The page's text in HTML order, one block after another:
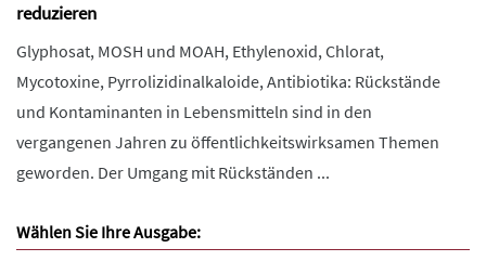
reduzieren
Glyphosat, MOSH und MOAH, Ethylenoxid, Chlorat,
Mycotoxine, Pyrrolizidinalkaloide, Antibiotika: Rückstände
und Kontaminanten in Lebensmitteln sind in den
vergangenen Jahren zu öffentlichkeitswirksamen Themen
geworden. Der Umgang mit Rückständen ...
Wählen Sie Ihre Ausgabe: